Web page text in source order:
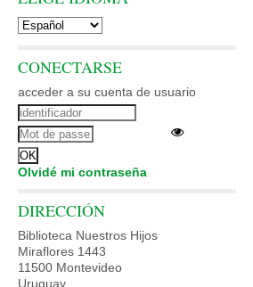
CONECTARSE
acceder a su cuenta de usuario
Olvidé mi contraseña
DIRECCIÓN
Biblioteca Nuestros Hijos
Miraflores 1443
11500 Montevideo
Uruguay